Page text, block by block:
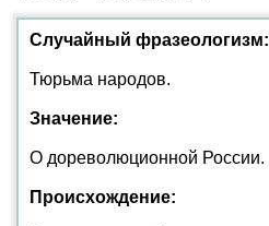
Случайный фразеологизм:
Тюрьма народов.
Значение:
О дореволюционной России.
Происхождение: